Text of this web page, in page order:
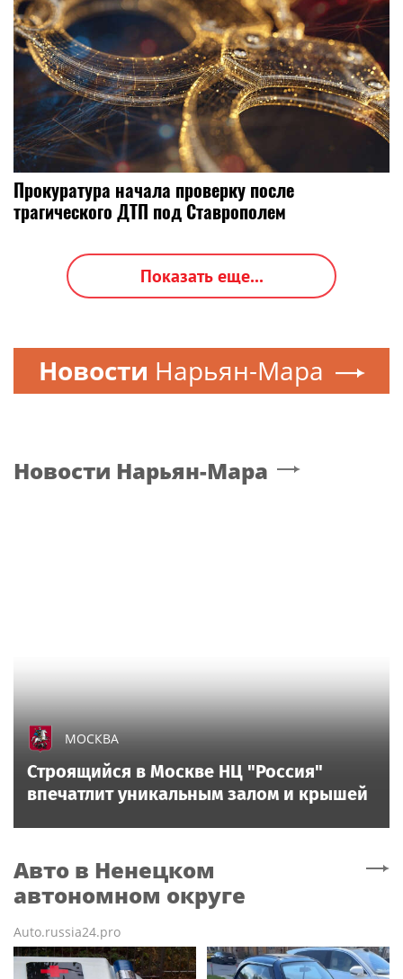
Прокуратура начала проверку после
трагического ДТП под Ставрополем
Показать еще...
Новости Нарьян-Мара
Новости Нарьян-Мара
МОСКВА
Строящийся в Москве НЦ "Россия"
впечатлит уникальным залом и крышей
Авто в Ненецком
автономном округе
Auto.russia24.pro